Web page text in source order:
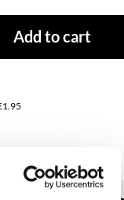
Add to cart
Features